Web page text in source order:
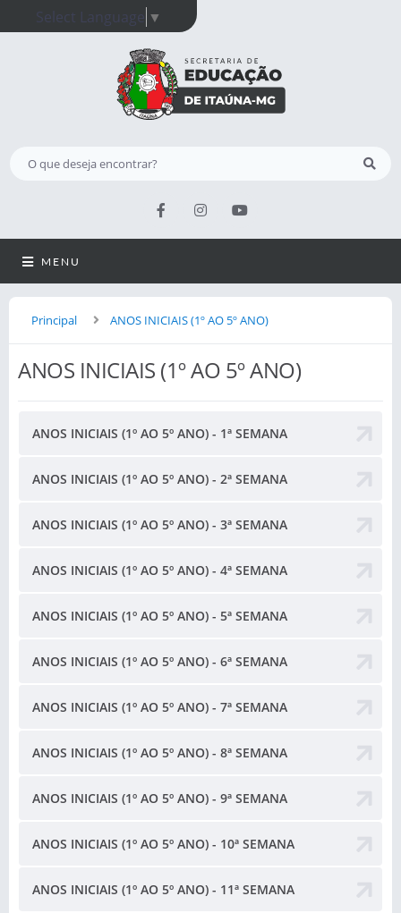
Select Language ▼
MENU
Principal ANOS INICIAIS (1º AO 5º ANO)
ANOS INICIAIS (1º AO 5º ANO)
ANOS INICIAIS (1º AO 5º ANO) - 1ª SEMANA
ANOS INICIAIS (1º AO 5º ANO) - 2ª SEMANA
ANOS INICIAIS (1º AO 5º ANO) - 3ª SEMANA
ANOS INICIAIS (1º AO 5º ANO) - 4ª SEMANA
ANOS INICIAIS (1º AO 5º ANO) - 5ª SEMANA
ANOS INICIAIS (1º AO 5º ANO) - 6ª SEMANA
ANOS INICIAIS (1º AO 5º ANO) - 7ª SEMANA
ANOS INICIAIS (1º AO 5º ANO) - 8ª SEMANA
ANOS INICIAIS (1º AO 5º ANO) - 9ª SEMANA
ANOS INICIAIS (1º AO 5º ANO) - 10ª SEMANA
ANOS INICIAIS (1º AO 5º ANO) - 11ª SEMANA